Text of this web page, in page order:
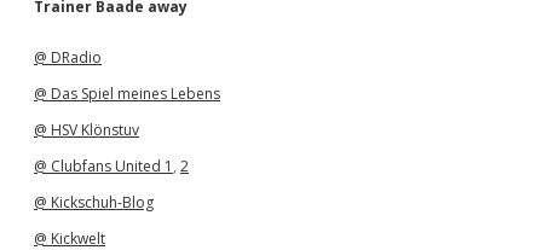
Trainer Baade away
@ DRadio
@ Das Spiel meines Lebens
@ HSV Klönstuv
@ Clubfans United 1 , 2
@ Kickschuh-Blog
@ Kickwelt